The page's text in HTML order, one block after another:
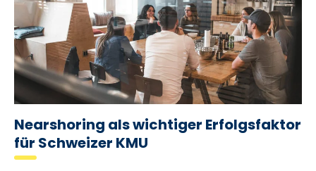
Nearshoring als wichtiger Erfolgsfaktor
für Schweizer KMU